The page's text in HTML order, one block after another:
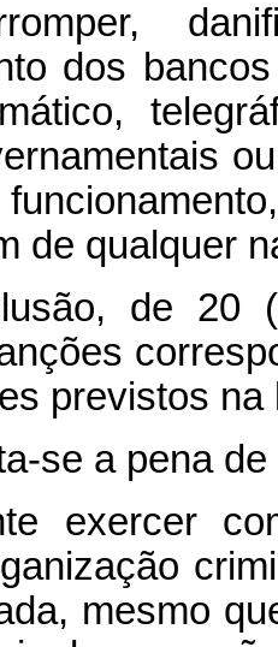
dos
de qualquer
de 20
previstos na
se a pena
exercer
mesmo